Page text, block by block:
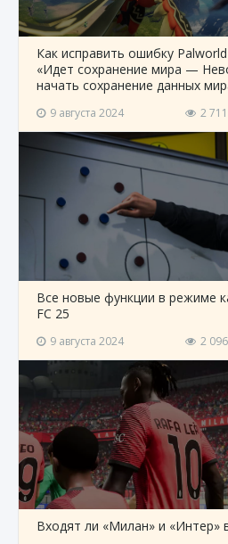
Как исправить ошибку
«Идет сохранение мира —
начать сохранение данных
9 августа 2024 2 711
Все новые функции в режиме
FC 25
9 августа 2024 2 096
Входят ли «Милан» и «Интер»